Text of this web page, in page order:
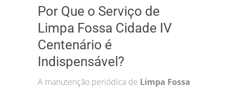
Por Que o Serviço de
Limpa Fossa Cidade IV
Centenário é
Indispensável?
A manutenção periódica de Limpa Fossa